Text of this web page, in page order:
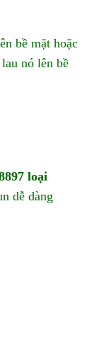
bề mặt hoặc
nó lên bề
loại
dễ dàng